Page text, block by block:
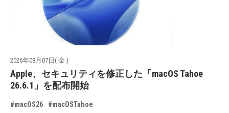
2026年08月07日( 金 )
Apple、セキュリティを修正した「macOS Tahoe
26.6.1」を配布開始
#macOS26 #macOSTahoe